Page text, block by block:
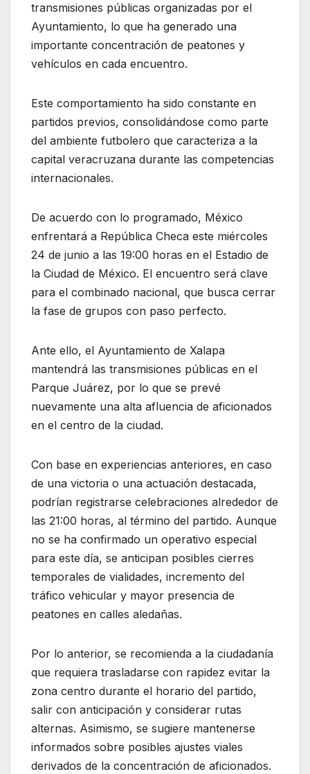
transmisiones públicas organizadas por el
Ayuntamiento, lo que ha generado una
importante concentración de peatones y
vehículos en cada encuentro.
Este comportamiento ha sido constante en
partidos previos, consolidándose como parte
del ambiente futbolero que caracteriza a la
capital veracruzana durante las competencias
internacionales.
De acuerdo con lo programado, México
enfrentará a República Checa este miércoles
24 de junio a las 19:00 horas en el Estadio de
la Ciudad de México. El encuentro será clave
para el combinado nacional, que busca cerrar
la fase de grupos con paso perfecto.
Ante ello, el Ayuntamiento de Xalapa
mantendrá las transmisiones públicas en el
Parque Juárez, por lo que se prevé
nuevamente una alta afluencia de aficionados
en el centro de la ciudad.
Con base en experiencias anteriores, en caso
de una victoria o una actuación destacada,
podrían registrarse celebraciones alrededor de
las 21:00 horas, al término del partido. Aunque
no se ha confirmado un operativo especial
para este día, se anticipan posibles cierres
temporales de vialidades, incremento del
tráfico vehicular y mayor presencia de
peatones en calles aledañas.
Por lo anterior, se recomienda a la ciudadanía
que requiera trasladarse con rapidez evitar la
zona centro durante el horario del partido,
salir con anticipación y considerar rutas
alternas. Asimismo, se sugiere mantenerse
informados sobre posibles ajustes viales
derivados de la concentración de aficionados.